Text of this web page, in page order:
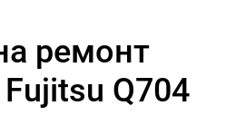
ремонт
Q704